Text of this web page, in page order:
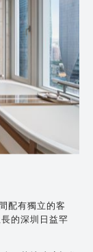
配有獨立的客
的深圳日益罕